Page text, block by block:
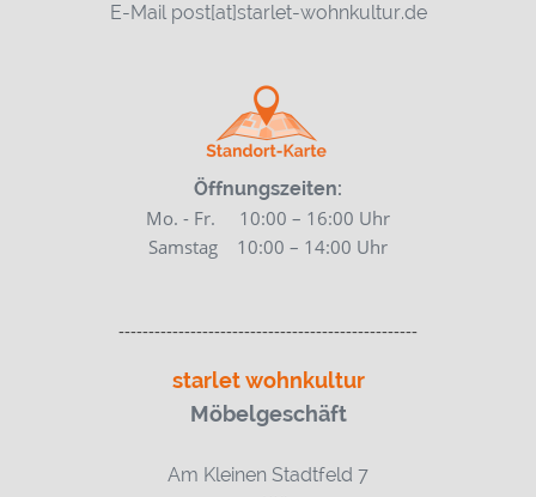
E-Mail post[at]starlet-wohnkultur.de
Öffnungszeiten:
Mo. - Fr. 10:00 – 16:00 Uhr
Samstag 10:00 – 14:00 Uhr
--------------------------------------------------
starlet wohnkultur
Möbelgeschäft
Am Kleinen Stadtfeld 7